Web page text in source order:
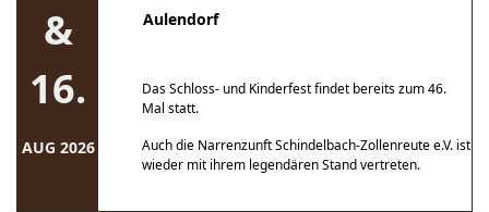
&
16.
AUG 2026
Aulendorf
Das Schloss- und Kinderfest findet bereits zum 46.
Mal statt.
Auch die Narrenzunft Schindelbach-Zollenreute e.V. ist
wieder mit ihrem legendären Stand vertreten.